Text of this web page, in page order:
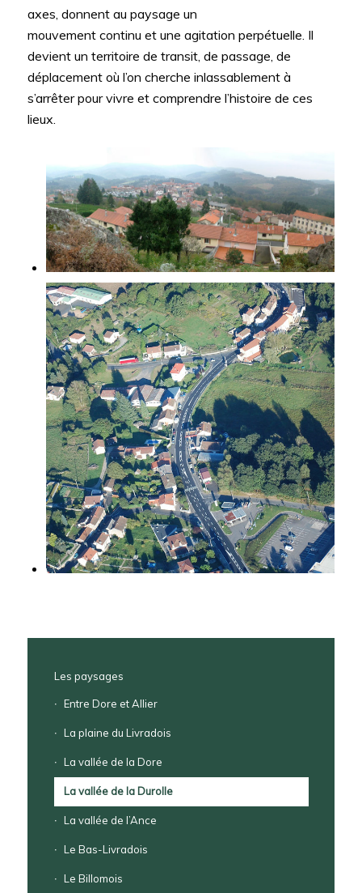
axes, donnent au paysage un
mouvement continu et une agitation perpétuelle. Il
devient un territoire de transit, de passage, de
déplacement où l’on cherche inlassablement à
s’arrêter pour vivre et comprendre l’histoire de ces
lieux.
Les paysages
Entre Dore et Allier
La plaine du Livradois
La vallée de la Dore
La vallée de la Durolle
La vallée de l’Ance
Le Bas-Livradois
Le Billomois